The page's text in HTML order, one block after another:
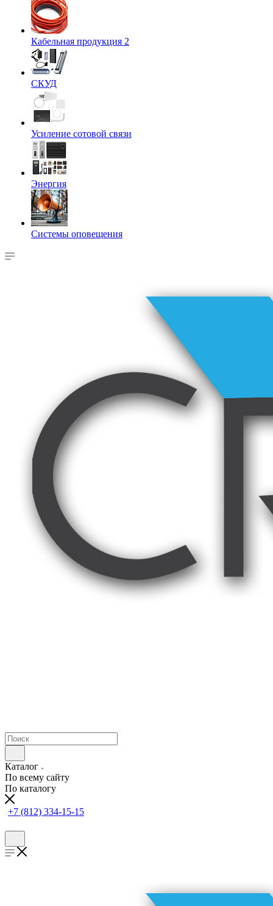
Кабельная продукция 2
СКУД
Усиление сотовой связи
Энергия
Системы оповещения
Каталог
По всему сайту
По каталогу
+7 (812) 334-15-15